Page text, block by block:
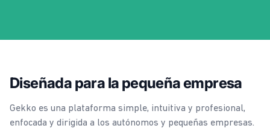
Diseñada para la pequeña empresa
Gekko es una plataforma simple, intuitiva y profesional,
enfocada y dirigida a los autónomos y pequeñas empresas.